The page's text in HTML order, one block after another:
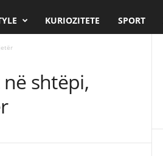
KURIOZITETE SPORT
shtëpi,